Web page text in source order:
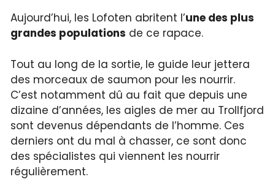
Aujourd’hui, les Lofoten abritent l’une des plus
grandes populations de ce rapace.
Tout au long de la sortie, le guide leur jettera
des morceaux de saumon pour les nourrir.
C’est notamment dû au fait que depuis une
dizaine d’années, les aigles de mer au Trollfjord
sont devenus dépendants de l’homme. Ces
derniers ont du mal à chasser, ce sont donc
des spécialistes qui viennent les nourrir
régulièrement.